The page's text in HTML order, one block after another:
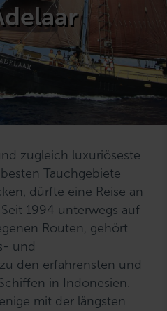
zugleich luxuriöseste
Tauchgebiete
dürfte eine Reise an
1994 unterwegs auf
Routen, gehört
und
den erfahrensten und
in Indonesien.
mit der längsten